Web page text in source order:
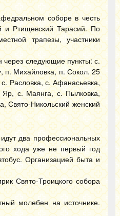
соборе в честь
и Ртищевский Тарасий. По
трапезы, участники
через следующие пункты: с.
п. Михайловка, п. Сокол. 25
Расловка, с. Афанасьевка,
с. Маянга, с. Пылковка,
Свято-Никольский женский
два профессиональных
хода уже не первый год
Организацией быта и
Свято-Троицкого собора
молебен на источнике.